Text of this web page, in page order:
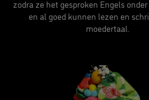
zodra ze het gesproken Engels
en al goed kunnen lezen en
moedertaal.